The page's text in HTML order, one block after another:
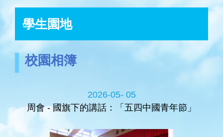
學生園地
校園相簿
2026-05- 05
周會 - 國旗下的講話：「五四中國青年節」